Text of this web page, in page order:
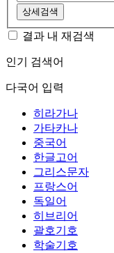
상세검색
결과 내 재검색
인기 검색어
다국어 입력
히라가나
가타카나
중국어
한글고어
그리스문자
프랑스어
독일어
히브리어
괄호기호
학술기호